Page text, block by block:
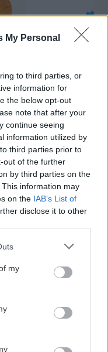
My Personal
to third parties, or
information for
the below opt-out
note that after your
continue seeing
information utilized by
third parties prior to
out of the further
by third parties on the
This information may
on the IAB’s List of
disclose it to other
one or more Google
You may click to
third-party tags to
in below Google
my
Prečo klasická
potrubia v
ako to vyriešiť